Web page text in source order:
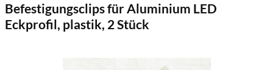
Befestigungsclips für Aluminium LED
Eckprofil, plastik, 2 Stück